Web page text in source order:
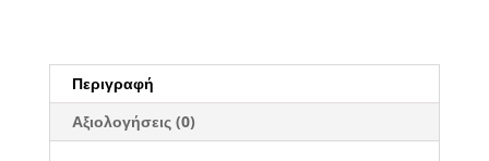
Περιγραφή
Αξιολογήσεις (0)